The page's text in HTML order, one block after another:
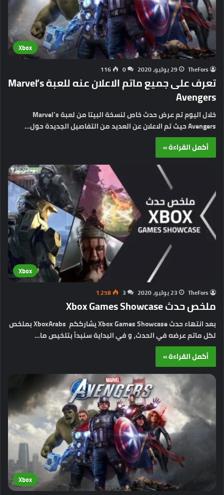
Xbox
TheFors 29 يوليو، 2020 0
116
تعرف على جميع ماتم الاعلان عنه للعبة Marvel’s
Avengers
خلال اليوم تم عرض حدث خاص لنسخة البيتا من لعبة Marvel’s
Avengers حيث تم الاعلان عن العديد من التفاصيل الجديدة حول…
أكمل القراءة »
Xbox
TheFors 23 يوليو، 2020 3 1٬258
ملخص حدث Xbox Games Showcase
بعد انتهاء حدث Xbox Games Showcase يشارككم XboxArabs بملخص
لكل ماتم عرضه في الحدث، و في البداية سنبدأ بتلخيص ما…
أكمل القراءة »
Xbox